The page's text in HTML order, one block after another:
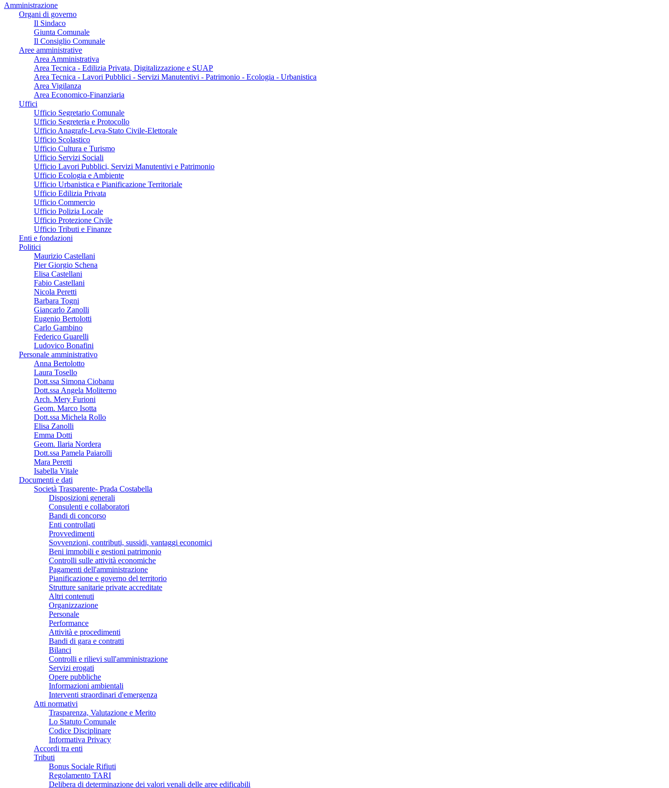
Amministrazione
Organi di governo
Il Sindaco
Giunta Comunale
Il Consiglio Comunale
Aree amministrative
Area Amministrativa
Area Tecnica - Edilizia Privata, Digitalizzazione e SUAP
Area Tecnica - Lavori Pubblici - Servizi Manutentivi - Patrimonio - Ecologia - Urbanistica
Area Vigilanza
Area Economico-Finanziaria
Uffici
Ufficio Segretario Comunale
Ufficio Segreteria e Protocollo
Ufficio Anagrafe-Leva-Stato Civile-Elettorale
Ufficio Scolastico
Ufficio Cultura e Turismo
Ufficio Servizi Sociali
Ufficio Lavori Pubblici, Servizi Manutentivi e Patrimonio
Ufficio Ecologia e Ambiente
Ufficio Urbanistica e Pianificazione Territoriale
Ufficio Edilizia Privata
Ufficio Commercio
Ufficio Polizia Locale
Ufficio Protezione Civile
Ufficio Tributi e Finanze
Enti e fondazioni
Politici
Maurizio Castellani
Pier Giorgio Schena
Elisa Castellani
Fabio Castellani
Nicola Peretti
Barbara Togni
Giancarlo Zanolli
Eugenio Bertolotti
Carlo Gambino
Federico Guarelli
Ludovico Bonafini
Personale amministrativo
Anna Bertolotto
Laura Tosello
Dott.ssa Simona Ciobanu
Dott.ssa Angela Moliterno
Arch. Mery Furioni
Geom. Marco Isotta
Dott.ssa Michela Rollo
Elisa Zanolli
Emma Dotti
Geom. Ilaria Nordera
Dott.ssa Pamela Paiarolli
Mara Peretti
Isabella Vitale
Documenti e dati
Società Trasparente- Prada Costabella
Disposizioni generali
Consulenti e collaboratori
Bandi di concorso
Enti controllati
Provvedimenti
Sovvenzioni, contributi, sussidi, vantaggi economici
Beni immobili e gestioni patrimonio
Controlli sulle attività economiche
Pagamenti dell'amministrazione
Pianificazione e governo del territorio
Strutture sanitarie private accreditate
Altri contenuti
Organizzazione
Personale
Performance
Attività e procedimenti
Bandi di gara e contratti
Bilanci
Controlli e rilievi sull'amministrazione
Servizi erogati
Opere pubbliche
Informazioni ambientali
Interventi straordinari d'emergenza
Atti normativi
Trasparenza, Valutazione e Merito
Lo Statuto Comunale
Codice Disciplinare
Informativa Privacy
Accordi tra enti
Tributi
Bonus Sociale Rifiuti
Regolamento TARI
Delibera di determinazione dei valori venali delle aree edificabili